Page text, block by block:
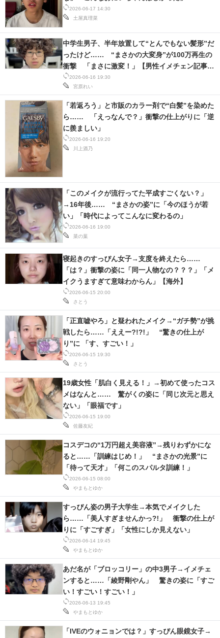
2026-06-17 14:30
土屋真理菜
2026-06-16 19:30
宮原れい
中学生男子、半年放置して“とんでもない髪形”だ
ったけど…… “まさかの大変身”が100万再生の
衝撃 「まさに激変！」【男性イメチェン記事3
選】
2026-06-16 19:20
川上酒乃
「若返ろう」と市販のカラー剤で“白髪”を染めた
ら…… 「えっなんで？」衝撃の仕上がりに「逆
に羨ましい」
2026-06-16 19:00
菜の葉
「このメイクが流行ってた平成すごくない？」
→16年後…… “まさかの姿”に「今のほうが若
い」「時代によってこんなに変わるの」
2026-06-15 20:00
さとう
寝起きのすっぴん女子→支度を終えたら……
「は？」衝撃の姿に「同一人物なの？？？」「メ
イクうますぎて意味わからん」【海外】
2026-06-15 19:30
さとう
「正直嘘やろ」と疑われたメイク→“ガチ勢”が挑
戦したら……「ええー?!?!」 “驚きの仕上が
り”に 「す、すごい！」
2026-06-15 19:00
佐藤友紀
19歳女性「肌白く見える！」→初めて使ったコス
メはなんと…… 驚がくの姿に「同じ次元と思え
ない」「眼福です」
2026-06-15 08:00
やまもとゆか
コスデコの“1万円超え美容液”→残りわずかにな
ると……「訓練はじめ！」 “まさかの光景”に
「待って天才」「何このスパルタ訓練！」
2026-06-14 19:45
やまもとゆか
すっぴん姿の男子大学生→本気でメイクした
ら……「美人すぎませんかっ?!」 衝撃の仕上が
りに「すごすぎ」「女性にしか見えない」
2026-06-13 19:45
やまもとゆか
あだ名が「ブロッコリー」の中3男子→イメチェ
ンすると……「綾野剛やん」 驚きの姿に「すご
い！すごい！すごい！」
「IVEのウォニョンでは？」すっぴん眼鏡女子→